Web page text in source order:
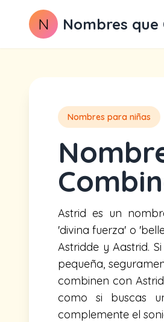
N Nombres que
Nombres para niñas
Astrid es un
'divina fuerza' o
Astridde y Aastrid.
pequeña,
combinen con
como si buscas
complemente el